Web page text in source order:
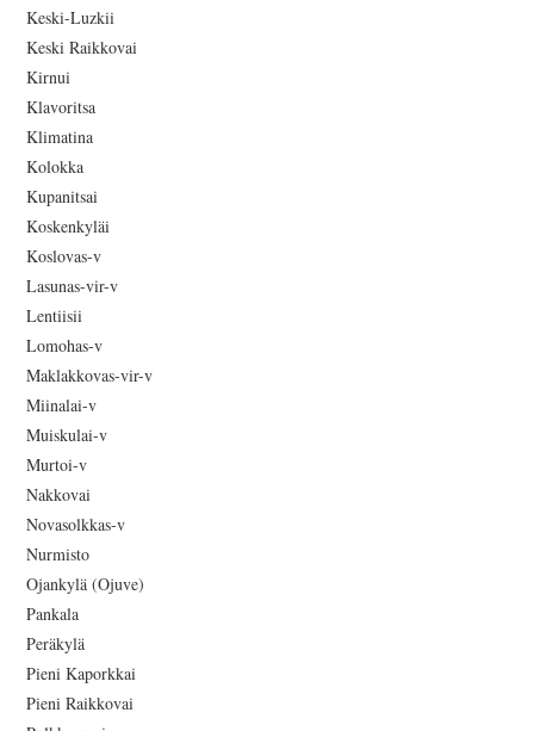
Keski-Luzkii
Keski Raikkovai
Kirnui
Klavoritsa
Klimatina
Kolokka
Kupanitsai
Koskenkyläi
Koslovas-v
Lasunas-vir-v
Lentiisii
Lomohas-v
Maklakkovas-vir-v
Miinalai-v
Muiskulai-v
Murtoi-v
Nakkovai
Novasolkkas-v
Nurmisto
Ojankylä (Ojuve)
Pankala
Peräkylä
Pieni Kaporkkai
Pieni Raikkovai